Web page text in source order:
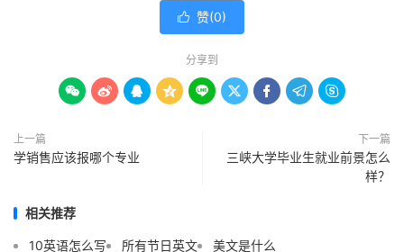
 赞(0)
分享到
        
上一篇
学销售应该报哪个专业
下一篇
三峡大学毕业生就业前景怎么
样？
相关推荐
10英语怎么写 所有节日英文
美文是什么